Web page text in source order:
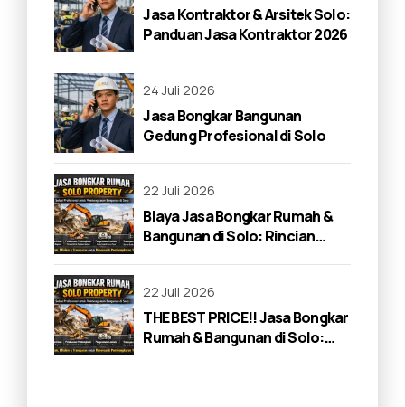
Jasa Kontraktor & Arsitek Solo:
Panduan Jasa Kontraktor 2026
24 Juli 2026
Jasa Bongkar Bangunan
Gedung Profesional di Solo
22 Juli 2026
Biaya Jasa Bongkar Rumah &
Bangunan di Solo: Rincian
22 Juli 2026
THE BEST PRICE!! Jasa Bongkar
Rumah & Bangunan di Solo: